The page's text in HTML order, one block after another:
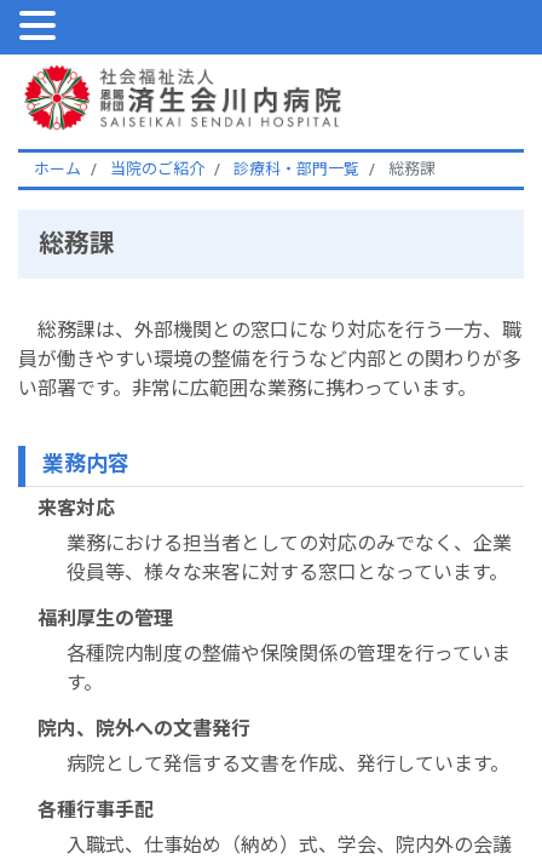
ホーム 当院のご紹介 診療科・部門一覧 総務課
総務課
総務課は、外部機関との窓口になり対応を行う一方、職
員が働きやすい環境の整備を行うなど内部との関わりが多
い部署です。非常に広範囲な業務に携わっています。
業務内容
来客対応
業務における担当者としての対応のみでなく、企業
役員等、様々な来客に対する窓口となっています。
福利厚生の管理
各種院内制度の整備や保険関係の管理を行っていま
す。
院内、院外への文書発行
病院として発信する文書を作成、発行しています。
各種行事手配
入職式、仕事始め（納め）式、学会、院内外の会議